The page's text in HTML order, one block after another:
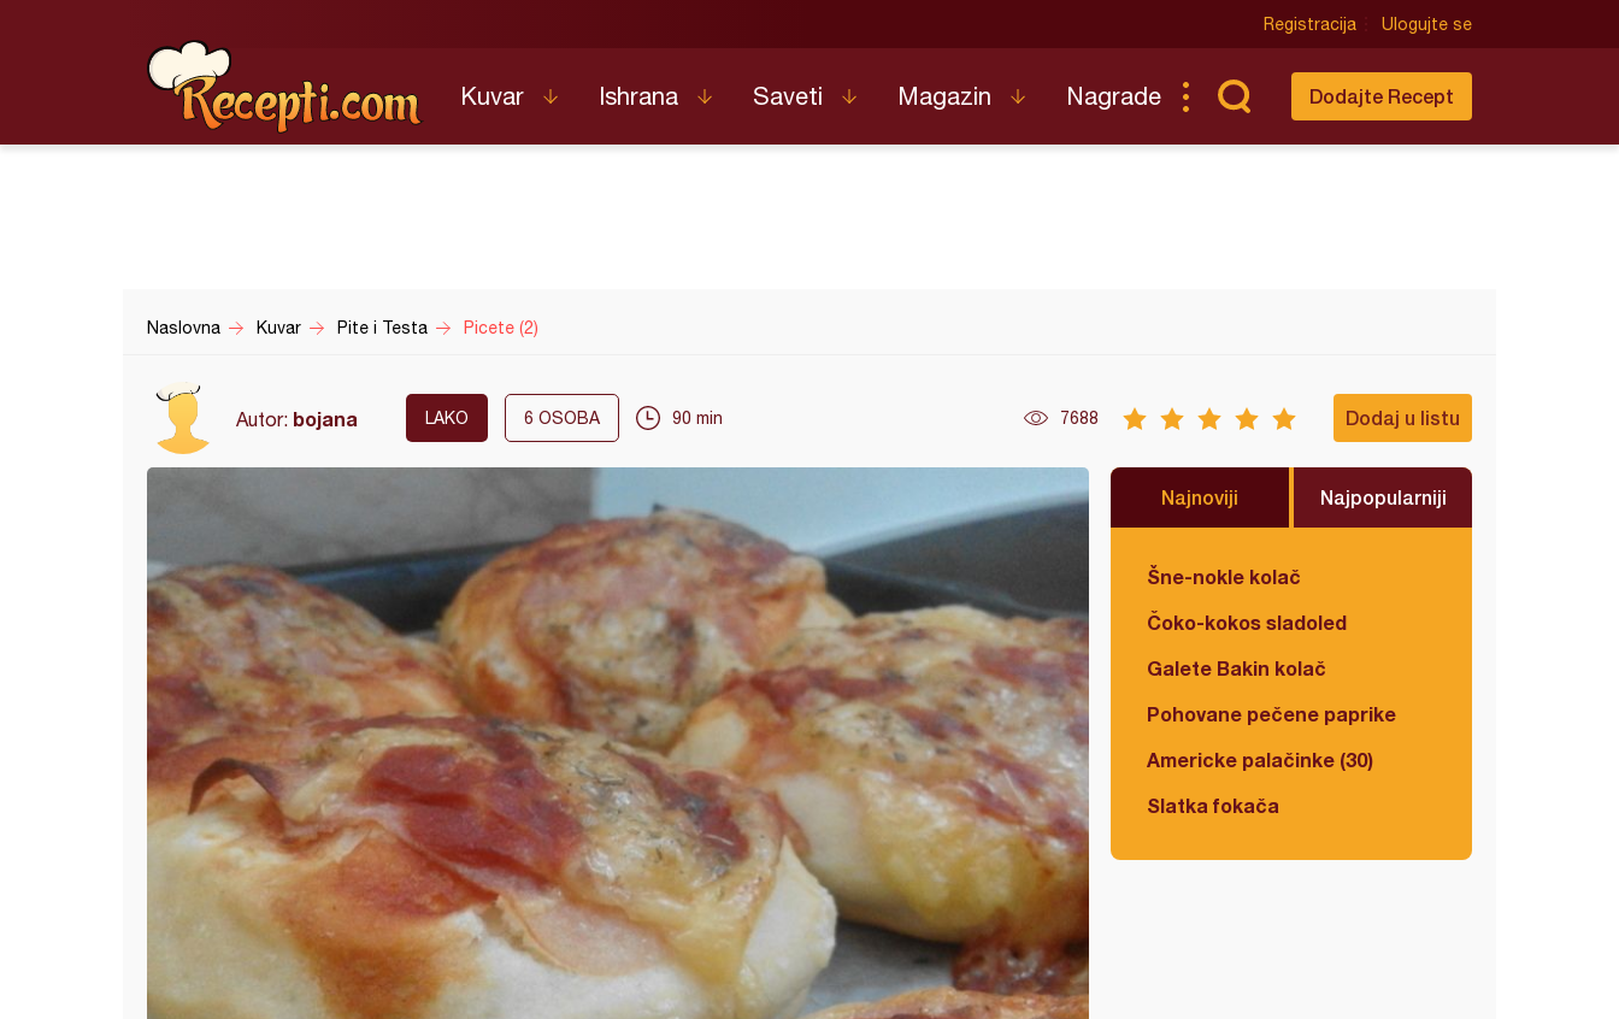
Registracija Ulogujte se
Kuvar Ishrana Saveti Magazin Nagrade Dodajte Recept
Naslovna Kuvar Pite i Testa Picete (2)
Autor: bojana LAKO 6 OSOBA 90 min 7688 Dodaj u listu
Najnoviji Najpopularniji
Šne-nokle kolač
Čoko-kokos sladoled
Galete Bakin kolač
Pohovane pečene paprike
Americke palačinke (30)
Slatka fokača